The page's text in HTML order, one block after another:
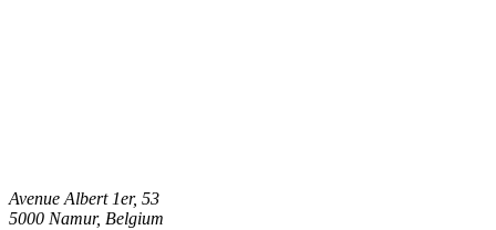
Avenue Albert 1er, 53
5000 Namur, Belgium